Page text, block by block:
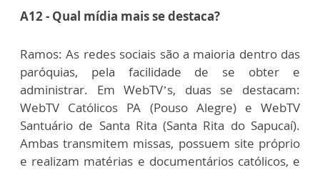
A12 - Qual mídia mais se destaca?
Ramos: As redes sociais são a maioria dentro das
paróquias, pela facilidade de se obter e
administrar. Em WebTV’s, duas se destacam:
WebTV Católicos PA (Pouso Alegre) e WebTV
Santuário de Santa Rita (Santa Rita do Sapucaí).
Ambas transmitem missas, possuem site próprio
e realizam matérias e documentários católicos, e